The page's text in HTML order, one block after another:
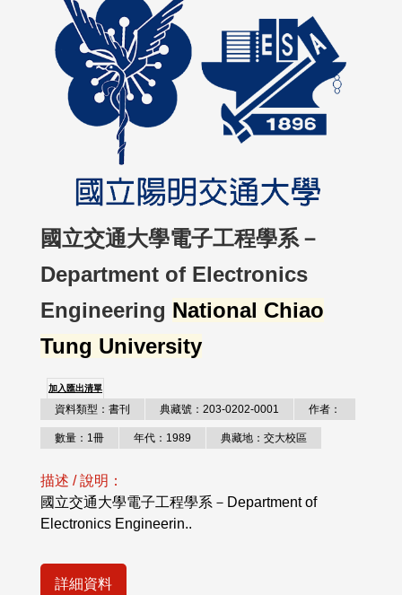
國立交通大學電子工程學系－
Department of Electronics
Engineering National Chiao
Tung University
加入匯出清單
資料類型：書刊 典藏號：203-0202-0001 作者：
數量：1冊 年代：1989 典藏地：交大校區
描述 / 說明：
國立交通大學電子工程學系－Department of
Electronics Engineerin..
詳細資料